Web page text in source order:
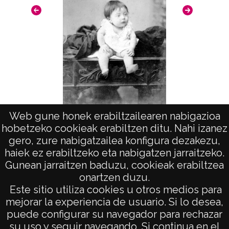
Web gune honek erabiltzailearen nabigazioa
hobetzeko cookieak erabiltzen ditu. Nahi izanez
gero, zure nabigatzailea konfigura dezakezu,
haiek ez erabiltzeko eta nabigatzen jarraitzeko.
Gunean jarraitzen baduzu, cookieak erabiltzea
onartzen duzu.
Este sitio utiliza cookies u otros medios para
mejorar la experiencia de usuario. Si lo desea,
puede configurar su navegador para rechazar
su uso y seguir navegando. Si continua en el
El soporte presenta restos de cola y de
papel en el reverso y también está escrito
con boligrafo
Limpieza superficial con brocha. Protección
con sobre mylar. Abril 1997
Escrito en el reverso: "Capilla de Villanañe 8
Diciembre 1974. Campanario 14 Agosto
10317 VAR 8
ATHA-DAF-VAR-PP-001-008
Signaturas: ; Internegativo: VAR-IN-001-008 ;
Positivo copia: VAR-PC-008 ; Copia digital:
VAR-CD-01-10317
Licencia de las imágenes
Francisca Bujanda Varona
AVISO LEGAL
POLÍTICA DE PRIVACIDAD
ACCESIBILIDAD